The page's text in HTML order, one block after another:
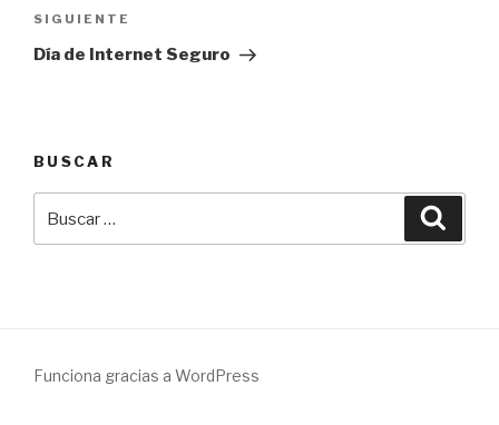
Siguiente
entrada
SIGUIENTE
Día de Internet Seguro
BUSCAR
Funciona gracias a WordPress